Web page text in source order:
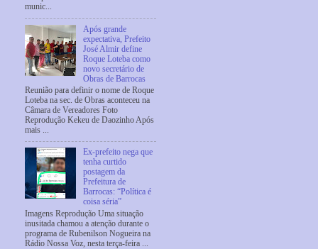
munic...
Após grande
expectativa, Prefeito
José Almir define
Roque Loteba como
novo secretário de
Obras de Barrocas
Reunião para definir o nome de Roque
Loteba na sec. de Obras aconteceu na
Câmara de Vereadores Foto
Reprodução Kekeu de Daozinho Após
mais ...
Ex-prefeito nega que
tenha curtido
postagem da
Prefeitura de
Barrocas: “Política é
coisa séria”
Imagens Reprodução Uma situação
inusitada chamou a atenção durante o
programa de Rubenilson Nogueira na
Rádio Nossa Voz, nesta terça-feira ...